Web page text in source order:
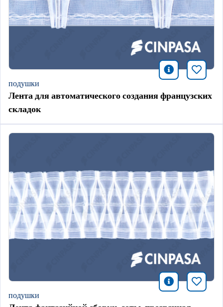
icono
подушки
Лента для автоматического создания французских
складок
icono
подушки